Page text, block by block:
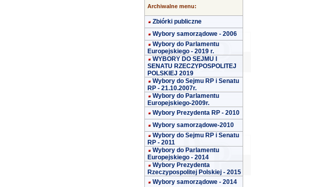
Archiwalne menu:
Zbiórki publiczne
Wybory samorządowe - 2006
Wybory do Parlamentu
Europejskiego - 2019 r.
WYBORY DO SEJMU I
SENATU RZECZYPOSPOLITEJ
POLSKIEJ 2019
Wybory do Sejmu RP i Senatu
RP - 21.10.2007r.
Wybory do Parlamentu
Europejskiego-2009r.
Wybory Prezydenta RP - 2010
Wybory samorządowe-2010
Wybory do Sejmu RP i Senatu
RP - 2011
Wybory do Parlamentu
Europejskiego - 2014
Wybory Prezydenta
Rzeczypospolitej Polskiej - 2015
Wybory samorządowe - 2014